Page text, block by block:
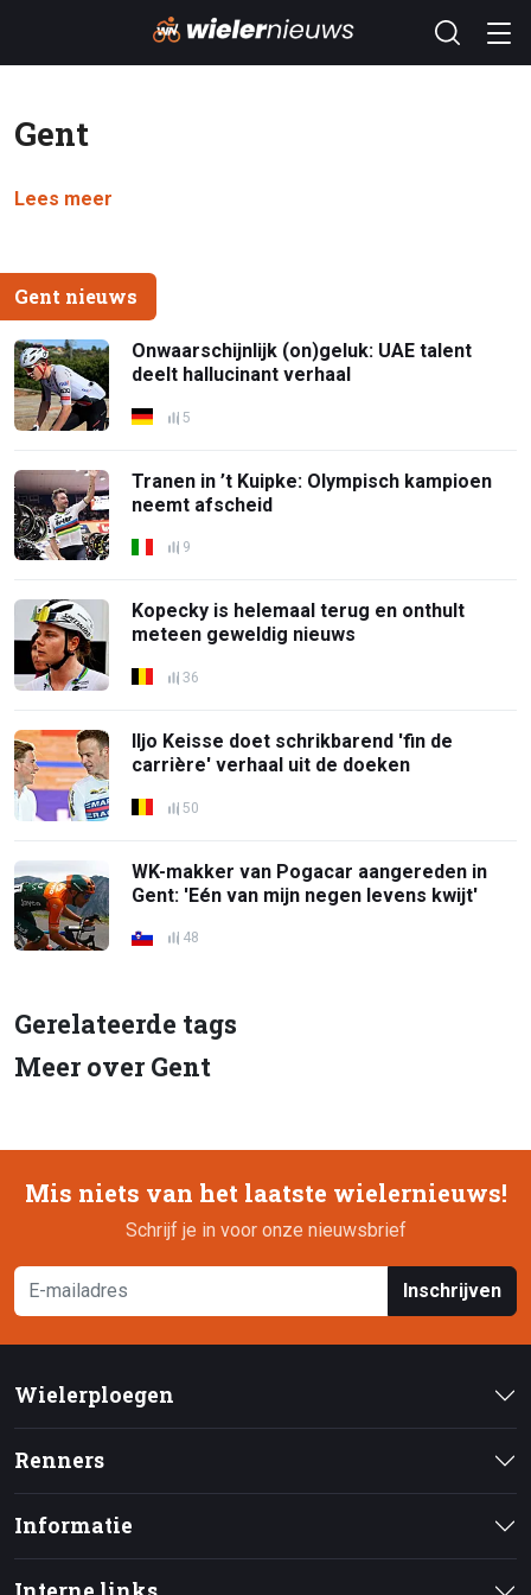
Gent
Lees meer
Gent nieuws
Onwaarschijnlijk (on)geluk: UAE talent
deelt hallucinant verhaal
5
Tranen in ’t Kuipke: Olympisch kampioen
neemt afscheid
9
Kopecky is helemaal terug en onthult
meteen geweldig nieuws
36
Iljo Keisse doet schrikbarend 'fin de
carrière' verhaal uit de doeken
50
WK-makker van Pogacar aangereden in
Gent: 'Eén van mijn negen levens kwijt'
48
Gerelateerde tags
Meer over Gent
Mis niets van het laatste wielernieuws!
Schrijf je in voor onze nieuwsbrief
Inschrijven
Wielerploegen
Renners
Informatie